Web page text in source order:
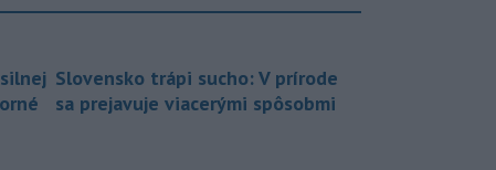
Slovensko trápi sucho: V prírode
sa prejavuje viacerými spôsobmi